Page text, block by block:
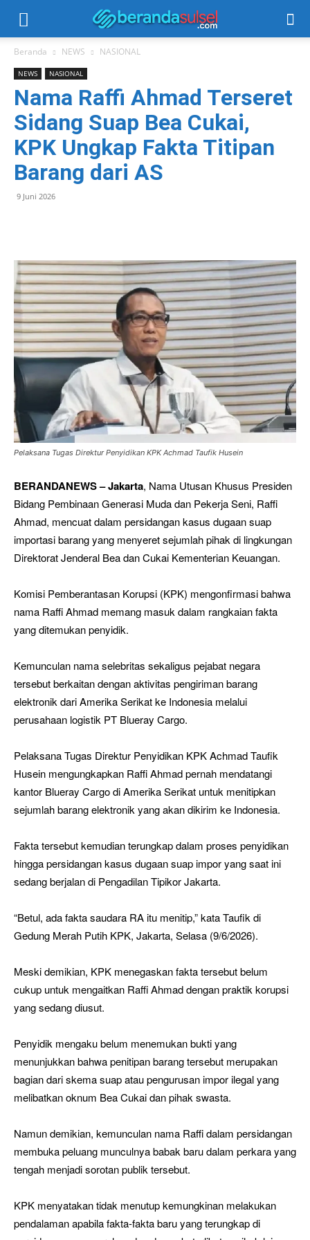
Beranda NEWS NASIONAL
NEWS NASIONAL
Nama Raffi Ahmad Terseret
Sidang Suap Bea Cukai,
KPK Ungkap Fakta Titipan
Barang dari AS
9 Juni 2026
Pelaksana Tugas Direktur Penyidikan KPK Achmad Taufik Husein
BERANDANEWS – Jakarta, Nama Utusan Khusus Presiden
Bidang Pembinaan Generasi Muda dan Pekerja Seni, Raffi
Ahmad, mencuat dalam persidangan kasus dugaan suap
importasi barang yang menyeret sejumlah pihak di lingkungan
Direktorat Jenderal Bea dan Cukai Kementerian Keuangan.
Komisi Pemberantasan Korupsi (KPK) mengonfirmasi bahwa
nama Raffi Ahmad memang masuk dalam rangkaian fakta
yang ditemukan penyidik.
Kemunculan nama selebritas sekaligus pejabat negara
tersebut berkaitan dengan aktivitas pengiriman barang
elektronik dari Amerika Serikat ke Indonesia melalui
perusahaan logistik PT Blueray Cargo.
Pelaksana Tugas Direktur Penyidikan KPK Achmad Taufik
Husein mengungkapkan Raffi Ahmad pernah mendatangi
kantor Blueray Cargo di Amerika Serikat untuk menitipkan
sejumlah barang elektronik yang akan dikirim ke Indonesia.
Fakta tersebut kemudian terungkap dalam proses penyidikan
hingga persidangan kasus dugaan suap impor yang saat ini
sedang berjalan di Pengadilan Tipikor Jakarta.
“Betul, ada fakta saudara RA itu menitip,” kata Taufik di
Gedung Merah Putih KPK, Jakarta, Selasa (9/6/2026).
Meski demikian, KPK menegaskan fakta tersebut belum
cukup untuk mengaitkan Raffi Ahmad dengan praktik korupsi
yang sedang diusut.
Penyidik mengaku belum menemukan bukti yang
menunjukkan bahwa penitipan barang tersebut merupakan
bagian dari skema suap atau pengurusan impor ilegal yang
melibatkan oknum Bea Cukai dan pihak swasta.
Namun demikian, kemunculan nama Raffi dalam persidangan
membuka peluang munculnya babak baru dalam perkara yang
tengah menjadi sorotan publik tersebut.
KPK menyatakan tidak menutup kemungkinan melakukan
pendalaman apabila fakta-fakta baru yang terungkap di